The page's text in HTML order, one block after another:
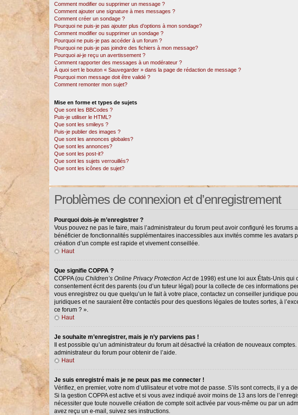
Comment modifier ou supprimer un message ?
Comment ajouter une signature à mes messages ?
Comment créer un sondage ?
Pourquoi ne puis-je pas ajouter plus d’options à mon sondage?
Comment modifier ou supprimer un sondage ?
Pourquoi ne puis-je pas accéder à un forum ?
Pourquoi ne puis-je pas joindre des fichiers à mon message?
Pourquoi ai-je reçu un avertissement ?
Comment rapporter des messages à un modérateur ?
À quoi sert le bouton « Sauvegarder » dans la page de rédaction de message ?
Pourquoi mon message doit être validé ?
Comment remonter mon sujet?
Mise en forme et types de sujets
Que sont les BBCodes ?
Puis-je utiliser le HTML?
Que sont les smileys ?
Puis-je publier des images ?
Que sont les annonces globales?
Que sont les annonces?
Que sont les post-it?
Que sont les sujets verrouillés?
Que sont les icônes de sujet?
Problèmes de connexion et d’enregistrement
Pourquoi dois-je m’enregistrer ?
Vous pouvez ne pas le faire, mais l’administrateur du forum peut avoir configuré les
bénéficier de fonctionnalités supplémentaires inaccessibles aux invités comme les avatars
création d’un compte est rapide et vivement conseillée.
Haut
Que signifie COPPA ?
COPPA (ou Children’s Online Privacy Protection Actde 1998) est une loi aux États-Unis qui
consentement écrit des parents (ou d’un tuteur légal) pour la collecte de ces informations
vous enregistrez ou que quelqu’un le fait à votre place, contactez un conseiller juridique
juridiques et ne sauraient être contactés pour des questions légales de toutes sortes, à
ce forum ? ».
Haut
Je souhaite m’enregistrer, mais je n’y parviens pas !
Il est possible qu’un administrateur du forum ait désactivé la création de nouveaux
administrateur du forum pour obtenir de l’aide.
Haut
Je suis enregistré mais je ne peux pas me connecter !
Vérifiez, en premier, votre nom d’utilisateur et votre mot de passe. S’ils sont corrects, il y a
Si la gestion COPPA est active et si vous avez indiqué avoir moins de 13 ans lors de
nécessiter que toute nouvelle création de compte soit activée par vous-même ou par un
avez reçu un e-mail, suivez ses instructions.